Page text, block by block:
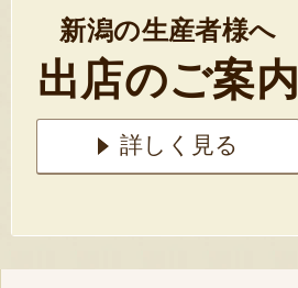
新潟の生産者様へ
出店のご案内
詳しく見る